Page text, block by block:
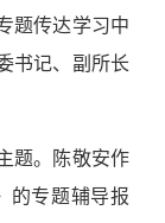
题传达学习中
书记、副所长
题。陈敬安作
的专题辅导报